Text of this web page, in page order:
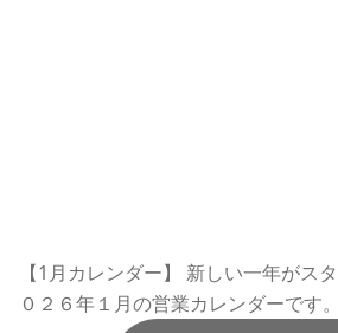
【1月カレンダー】 新しい一年がス
０２６年１月の営業カレンダーです